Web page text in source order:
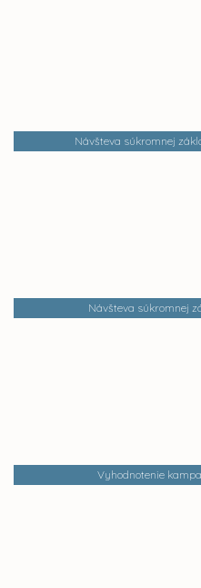
Návšteva súkromnej
Návšteva súkromnej
Vyhodnotenie